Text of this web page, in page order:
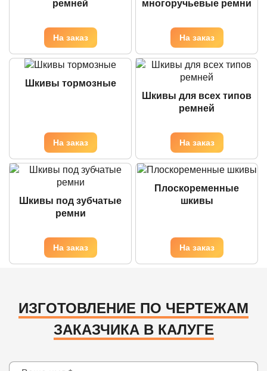
ремней
многоручьевые ремни
Шкивы тормозные
Шкивы для всех типов
ремней
Шкивы под зубчатые
ремни
Плоскоременные
шкивы
ИЗГОТОВЛЕНИЕ ПО ЧЕРТЕЖАМ
ЗАКАЗЧИКА В КАЛУГЕ